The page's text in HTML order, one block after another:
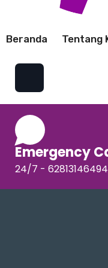
Beranda Tentang
Emergency
24/7 -